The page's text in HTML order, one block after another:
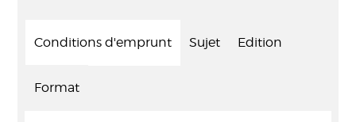
Conditions d'emprunt Sujet Edition
Format